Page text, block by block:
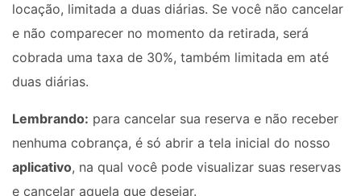
locação, limitada a duas diárias. Se você não cancelar
e não comparecer no momento da retirada, será
cobrada uma taxa de 30%, também limitada em até
duas diárias.
Lembrando: para cancelar sua reserva e não receber
nenhuma cobrança, é só abrir a tela inicial do nosso
aplicativo, na qual você pode visualizar suas reservas
e cancelar aquela que desejar.